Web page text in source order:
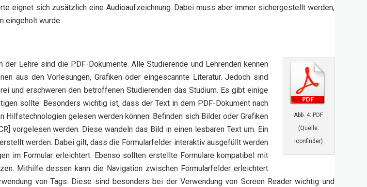
eignet sich zusätzlich eine Audioaufzeichnung. Dabei muss aber immer sichergestellt werden,
eingeholt wurde.
Abb. 4: PDF
(Quelle:
Iconfinder)
Lehre sind die PDF-Dokumente. Alle Studierende und Lehrenden kennen
aus den Vorlesungen, Grafiken oder eingescannte Literatur. Jedoch sind
und erschweren den betroffenen Studierenden das Studium. Es gibt einige
sollte. Besonders wichtig ist, dass der Text in dem PDF-Dokument nach
gelesen werden können. Befinden sich Bilder oder Grafiken
vorgelesen werden. Diese wandeln das Bild in einen lesbaren Text um. Ein
werden. Dabei gilt, dass die Formularfelder interaktiv ausgefüllt werden
im Formular erleichtert. Ebenso sollten erstellte Formulare kompatibel mit
Mithilfe dessen kann die Navigation zwischen Formularfelder erleichtert
von Tags. Diese sind besonders bei der Verwendung von Screen Reader wichtig und